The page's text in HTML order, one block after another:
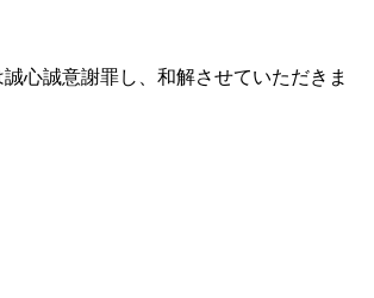
誠心誠意謝罪し、和解させていただきま